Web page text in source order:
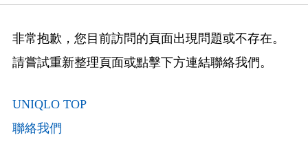
非常抱歉，您目前訪問的頁面出現問題或不存在。
請嘗試重新整理頁面或點擊下方連結聯絡我們。
UNIQLO TOP
聯絡我們